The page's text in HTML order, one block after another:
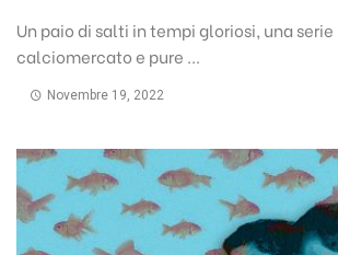
Un paio di salti in tempi gloriosi, una
calciomercato e pure ...
Novembre 19, 2022